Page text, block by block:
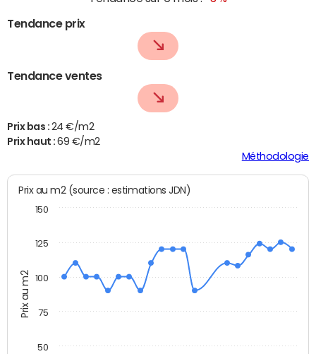
Tendance prix
Tendance ventes
Prix bas : 24 €/m2
Prix haut :69 €/m2
Méthodologie
Prix au m2
Prix au m2 (source : estimations JDN)
50
75
100
125
150